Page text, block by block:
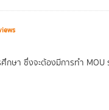
ษา ซึ่งจะต้องมีการทำ MOU